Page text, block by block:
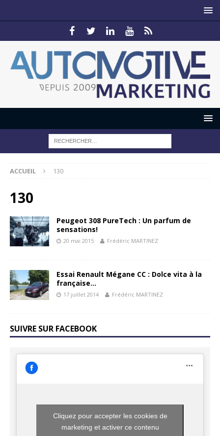
ACCUEIL 130
130
Peugeot 308 PureTech : Un parfum de
sensations!
20 mai 2015 Frédéric MARTINEZ
Essai Renault Mégane CC : Dolce vita à la
française…
17 juillet 2014 Frédéric MARTINEZ
SUIVRE SUR FACEBOOK
Cliquez pour accepter les cookies de
marketing et activer ce contenu